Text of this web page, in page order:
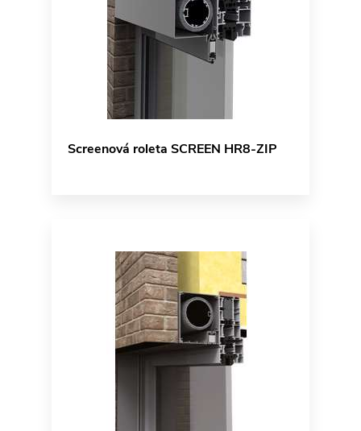
Screenová roleta SCREEN HR8-ZIP